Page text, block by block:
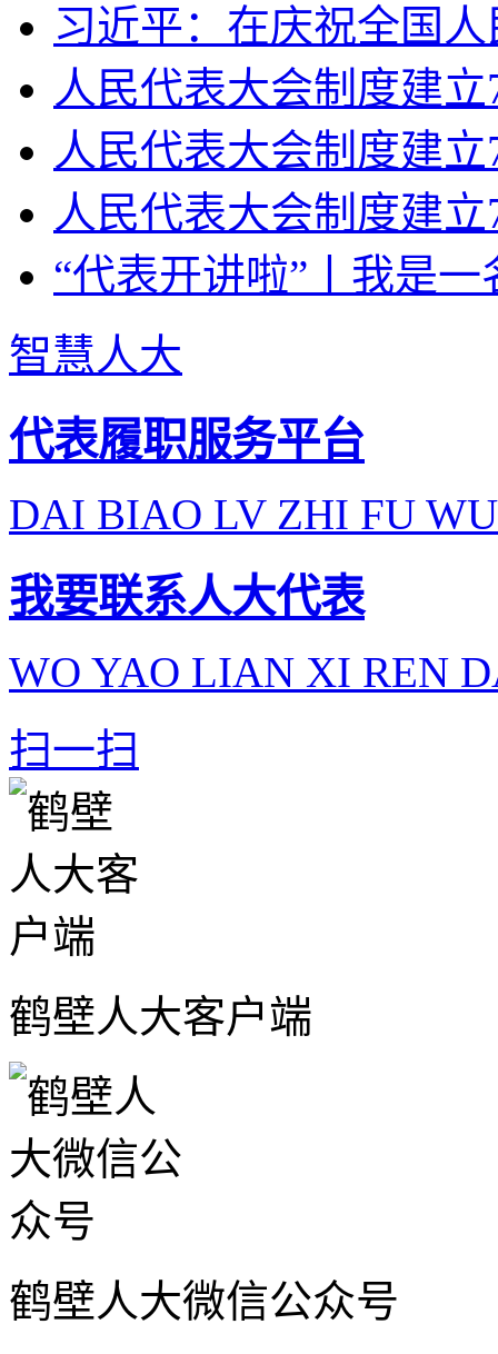
习近平：在庆祝全国
人民代表大会制度建
人民代表大会制度建
人民代表大会制度建
“代表开讲啦”丨我是
智慧人大
代表履职服务平台
DAI BIAO LV ZHI FU
我要联系人大代表
WO YAO LIAN XI REN
扫一扫
鹤壁人大客户端
鹤壁人大微信公众号